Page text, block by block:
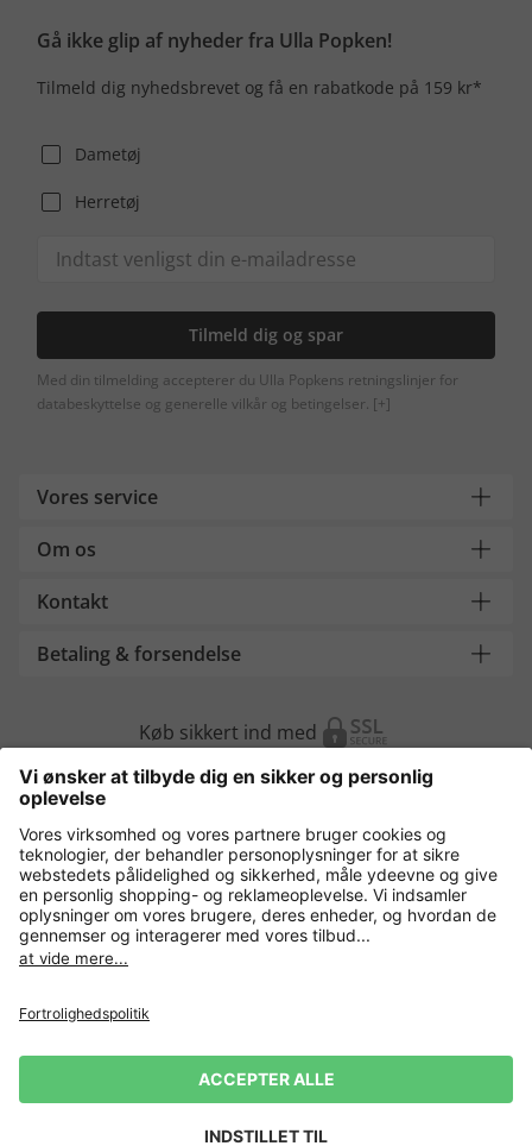
Gå ikke glip af nyheder fra Ulla Popken!
Tilmeld dig nyhedsbrevet og få en rabatkode på 159 kr*
Dametøj
Herretøj
Tilmeld dig og spar
Med din tilmelding accepterer du Ulla Popkens retningslinjer for
databeskyttelse og generelle vilkår og betingelser. [+]
Vores service
Om os
Kontakt
Betaling & forsendelse
Køb sikkert ind med
Flere webshops
Danmark
Gør brug af fortrydelsesret
Virksomhedsinformation
Cookie-indstillinger